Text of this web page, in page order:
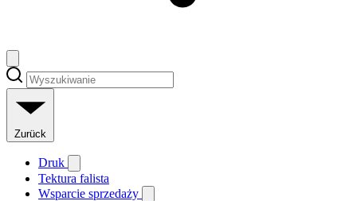
Zurück
Druk
Tektura falista
Wsparcie sprzedaży